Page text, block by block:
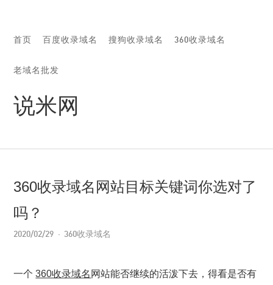
首页 百度收录域名 搜狗收录域名 360收录域名
老域名批发
说米网
360收录域名网站目标关键词你选对了
吗？
2020/02/29 360收录域名
一个360收录域名 网站能否继续的活泼下去，得看是否有